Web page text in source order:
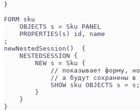
}
FORM sku
    OBJECTS s = Sku PANEL
    PROPERTIES(s) id, name
;
newNestedSession()  {
    NESTEDSESSION {
        NEW s = Sku {
// показывает форму,
// а будут сохранены в
            SHOW sku OBJECTS s = s;
        }
    }
}